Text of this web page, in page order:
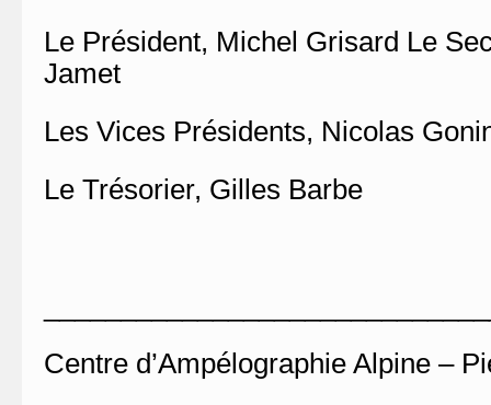
Le Président, Michel Grisard Le
Jamet
Les Vices Présidents, Nicolas
Le Trésorier, Gilles Barbe
Centre d’Ampélographie Alpine –